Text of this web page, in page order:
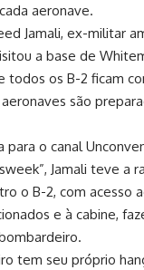
aeronave.
Jamali, ex-militar
a base de
todos os B-2 ficam
são
para o canal
Jamali teve a
o B-2, com acesso
e à cabine,
tem seu próprio